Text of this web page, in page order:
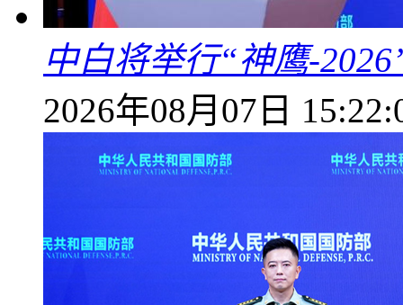
中白将举行“神鹰-
2026年08月07日